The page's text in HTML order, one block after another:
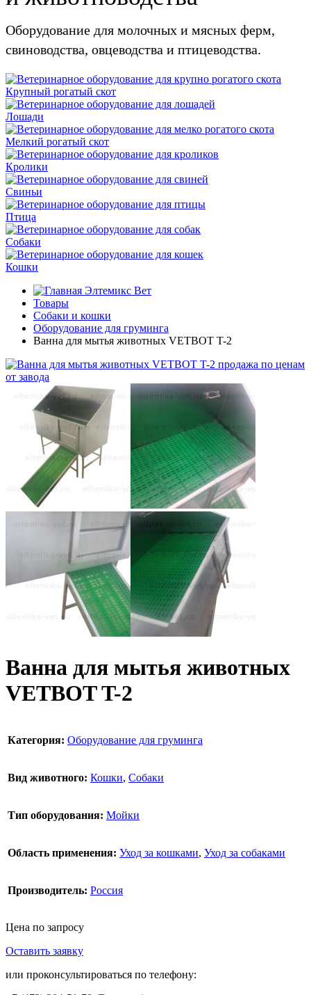
Оборудование для молочных и мясных ферм,
свиноводства, овцеводства и птицеводства.
Крупный рогатый скот
Лошади
Мелкий рогатый скот
Кролики
Свиньи
Птица
Собаки
Кошки
Элтемикс Вет
Товары
Собаки и кошки
Оборудование для груминга
Ванна для мытья животных VETBOT T-2
Ванна для мытья животных
VETBOT T-2
Категория: Оборудование для груминга
Вид животного: Кошки, Собаки
Тип оборудования: Мойки
Область применения: Уход за кошками, Уход за собаками
Производитель: Россия
Цена по запросу
Оставить заявку
или проконсультироваться по телефону: